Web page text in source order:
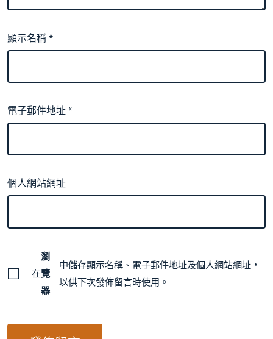
顯示名稱*
電子郵件地址*
個人網站網址
在
瀏
覽
器
中儲存顯示名稱、電子郵件地址及個人網站網址，
以供下次發佈留言時使用。